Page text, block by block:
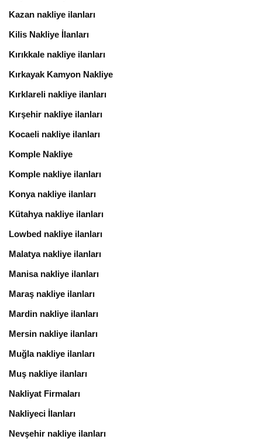
Kazan nakliye ilanları
Kilis Nakliye İlanları
Kırıkkale nakliye ilanları
Kırkayak Kamyon Nakliye
Kırklareli nakliye ilanları
Kırşehir nakliye ilanları
Kocaeli nakliye ilanları
Komple Nakliye
Komple nakliye ilanları
Konya nakliye ilanları
Kütahya nakliye ilanları
Lowbed nakliye ilanları
Malatya nakliye ilanları
Manisa nakliye ilanları
Maraş nakliye ilanları
Mardin nakliye ilanları
Mersin nakliye ilanları
Muğla nakliye ilanları
Muş nakliye ilanları
Nakliyat Firmaları
Nakliyeci İlanları
Nevşehir nakliye ilanları